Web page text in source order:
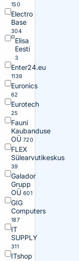
150
Electro
Base
304
Elisa
Eesti
3
Enter24.eu
1139
Euronics
62
Eurotech
25
Fauni
Kaubanduse
OÜ 720
FLEX
Sülearvutikeskus
39
Galador
Grupp
OÜ 601
GIG
Computers
187
IT
SUPPLY
311
ITshop